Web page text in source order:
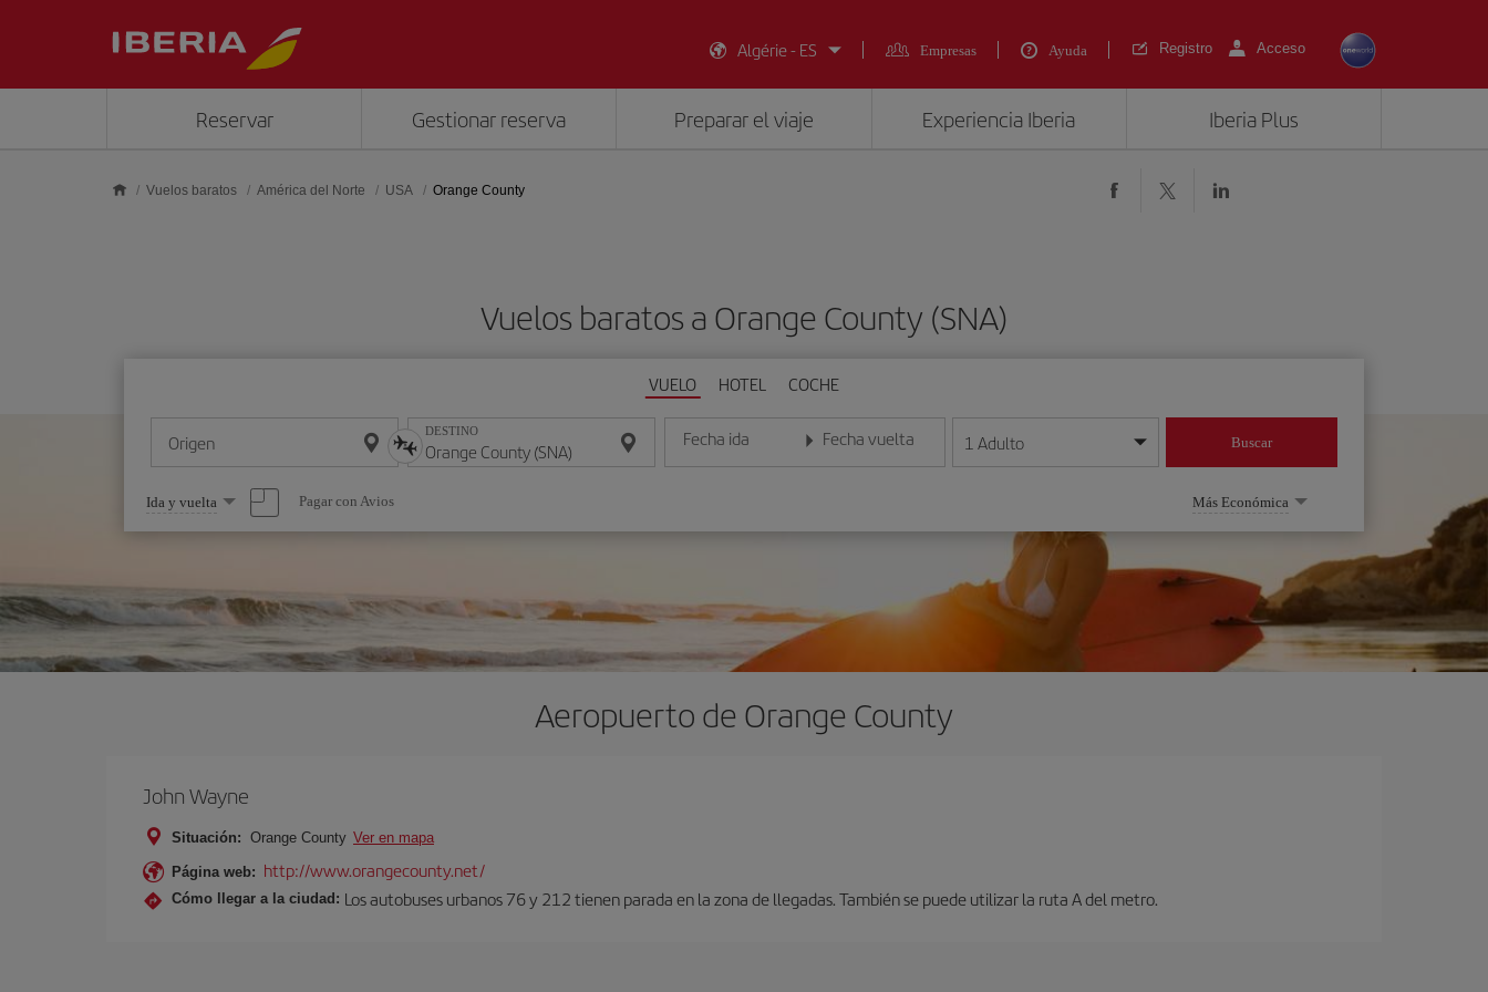
Algérie - ES
Empresas Ayuda Registro Acceso
Reservar Gestionar reserva Preparar el viaje Experiencia Iberia Iberia Plus
Vuelos baratos América del Norte USA Orange County
Vuelos baratos a Orange County (SNA)
VUELO HOTEL COCHE
Origen DESTINO Fecha ida
Introduce la fecha en formato día/mes/año
Fecha vuelta
Introduce la fecha en formato día/mes/año
1 Adulto Buscar
Seleccione
una
opción
Ida y vuelta Pagar con Avios Más Económica
Aeropuerto de Orange County
John Wayne
Situación: Orange County Ver en mapa
Página web: http://www.orangecounty.net/
Cómo llegar a la ciudad: Los autobuses urbanos 76 y 212 tienen parada en la zona de llegadas. También se puede utilizar la ruta A del metro.